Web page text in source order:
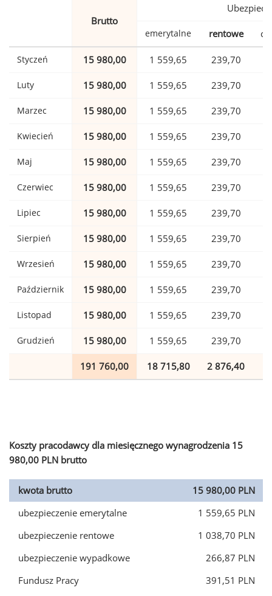
Brutto
emerytalne rentowe
Styczeń 15 980,00 1 559,65 239,70
Luty 15 980,00 1 559,65 239,70
Marzec 15 980,00 1 559,65 239,70
Kwiecień 15 980,00 1 559,65 239,70
Maj 15 980,00 1 559,65 239,70
Czerwiec 15 980,00 1 559,65 239,70
Lipiec 15 980,00 1 559,65 239,70
Sierpień 15 980,00 1 559,65 239,70
Wrzesień 15 980,00 1 559,65 239,70
Październik 15 980,00 1 559,65 239,70
Listopad 15 980,00 1 559,65 239,70
Grudzień 15 980,00 1 559,65 239,70
191 760,00 18 715,80 2 876,40
Koszty pracodawcy dla miesięcznego wynagrodzenia 15
980,00 PLN brutto
kwota brutto
15 980,00 PLN
ubezpieczenie emerytalne
1 559,65 PLN
ubezpieczenie rentowe
1 038,70 PLN
ubezpieczenie wypadkowe
266,87 PLN
Fundusz Pracy
391,51 PLN